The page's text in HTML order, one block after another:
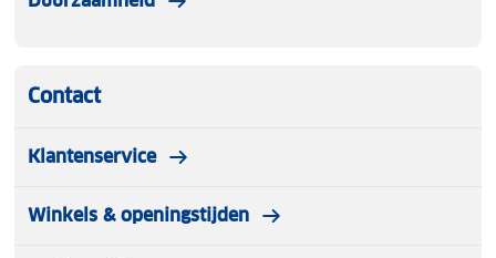
Contact
Klantenservice
Winkels & openingstijden